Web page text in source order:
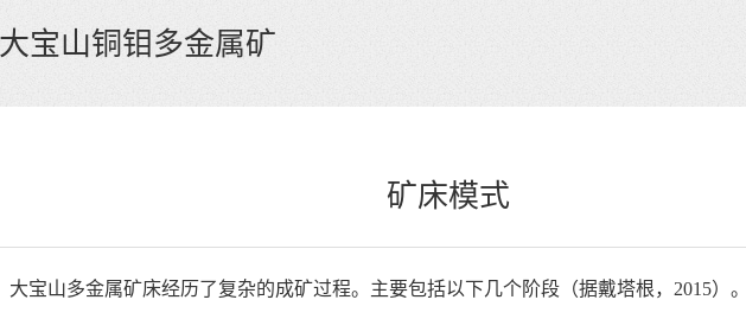
宝山铜钼多金属矿
矿床模式
大宝山多金属矿床经历了复杂的成矿过程。主要包括以下几个阶段（据戴塔根，2015）。